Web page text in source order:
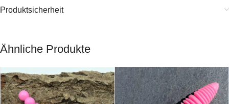
Produktsicherheit
Ähnliche Produkte